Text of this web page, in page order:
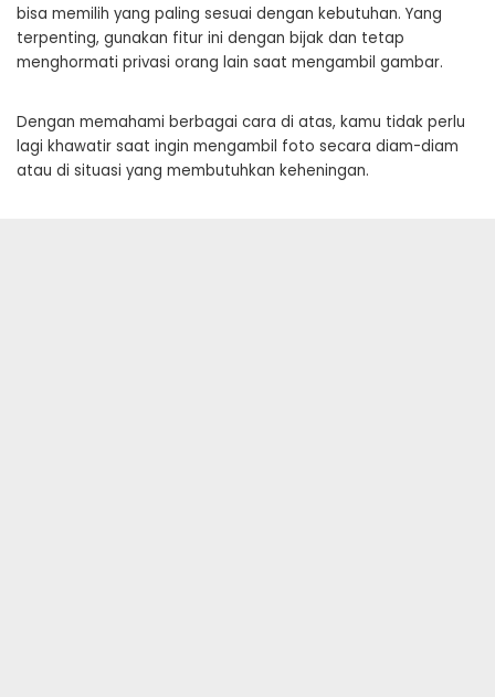
bisa memilih yang paling sesuai dengan kebutuhan. Yang
terpenting, gunakan fitur ini dengan bijak dan tetap
menghormati privasi orang lain saat mengambil gambar.
Dengan memahami berbagai cara di atas, kamu tidak perlu
lagi khawatir saat ingin mengambil foto secara diam-diam
atau di situasi yang membutuhkan keheningan.